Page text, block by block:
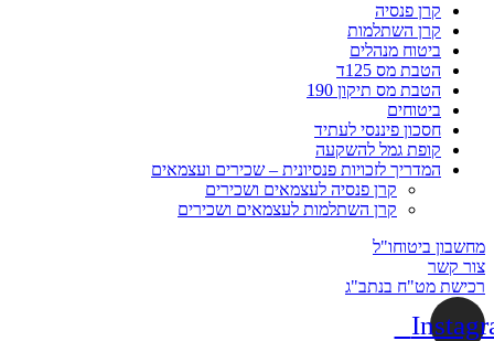
קרן פנסיה
קרן השתלמות
ביטוח מנהלים
הטבת מס 125ד
הטבת מס תיקון 190
ביטוחים
חסכון פיננסי לעתיד
קופת גמל להשקעה
המדריך לזכויות פנסיונית – שכירים ועצמאים
קרן פנסיה לעצמאים ושכירים
קרן השתלמות לעצמאים ושכירים
מחשבון ביטוחו"ל
צור קשר
רכישת מט"ח בנתב"ג